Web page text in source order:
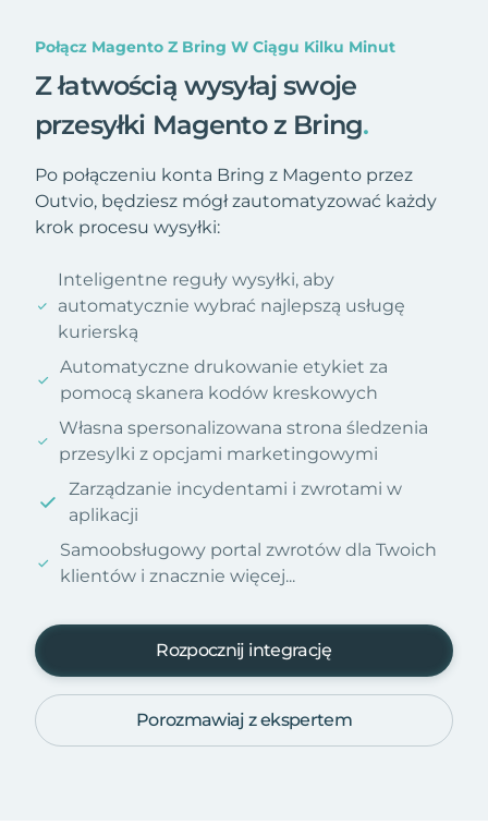
Połącz Magento Z Bring W Ciągu Kilku Minut
Z łatwością wysyłaj swoje
przesyłki Magento z Bring.
Po połączeniu konta Bring z Magento przez
Outvio, będziesz mógł zautomatyzować każdy
krok procesu wysyłki:
Inteligentne reguły wysyłki, aby
automatycznie wybrać najlepszą usługę
kurierską
Automatyczne drukowanie etykiet za
pomocą skanera kodów kreskowych
Własna spersonalizowana strona śledzenia
przesylki z opcjami marketingowymi
Zarządzanie incydentami i zwrotami w
aplikacji
Samoobsługowy portal zwrotów dla Twoich
klientów i znacznie więcej...
Rozpocznij integrację
Porozmawiaj z ekspertem